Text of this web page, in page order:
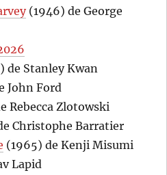
(1946) de George
de Stanley Kwan
John Ford
Rebecca Zlotowski
Christophe Barratier
(1965) de Kenji Misumi
Lapid